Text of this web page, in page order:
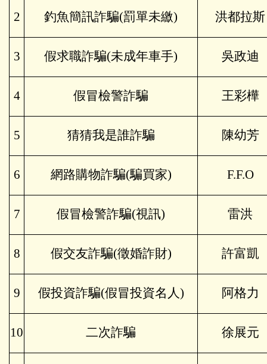
2 釣魚簡訊詐騙(罰單未繳) 洪都拉斯
3 假求職詐騙(未成年車手) 吳政迪
4 假冒檢警詐騙 王彩樺
5 猜猜我是誰詐騙 陳幼芳
6 網路購物詐騙(騙買家) F.F.O
7 假冒檢警詐騙(視訊) 雷洪
8 假交友詐騙(徵婚詐財) 許富凱
9 假投資詐騙(假冒投資名人) 阿格力
10 二次詐騙 徐展元